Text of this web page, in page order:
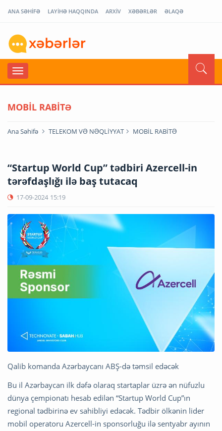
ANA SƏHİFƏ LAYİHƏ HAQQINDA ARXİV XƏBƏRLƏR ƏLAQƏ
MOBİL RABİTƏ
Ana Səhifə TELEKOM VƏ NƏQLİYYAT MOBİL RABİTƏ
“Startup World Cup” tədbiri Azercell-in
tərəfdaşlığı ilə baş tutacaq
17-09-2024 15:19
Qalib komanda Azərbaycanı ABŞ-də təmsil edəcək
Bu il Azərbaycan ilk dəfə olaraq startaplar üzrə ən nüfuzlu
dünya çempionatı hesab edilən “Startup World Cup”ın
regional tədbirinə ev sahibliyi edəcək. Tədbir ölkənin lider
mobil operatoru Azercell-in sponsorluğu ilə sentyabr ayının